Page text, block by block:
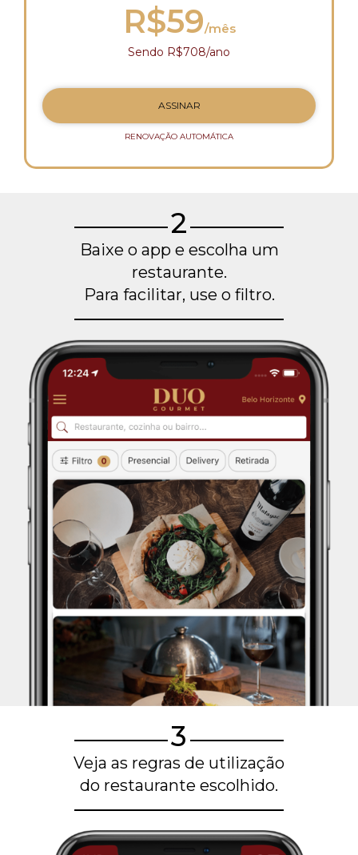
R$59/mês
Sendo R$708/ano
ASSINAR
RENOVAÇÃO AUTOMÁTICA
2
Baixe o app e escolha um
restaurante.
Para facilitar, use o filtro.
3
Veja as regras de utilização
do restaurante escolhido.